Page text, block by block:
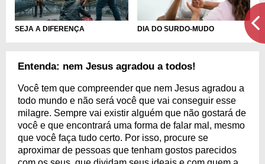
SEJA A DIFERENÇA DIA DO SURDO-MUDO
Entenda: nem Jesus agradou a todos!
Você tem que compreender que nem Jesus agradou a
todo mundo e não será você que vai conseguir esse
milagre. Sempre vai existir alguém que não gostará de
você e que encontrará uma forma de falar mal, mesmo
que você faça tudo certo. Por isso, procure se
aproximar de pessoas que tenham gostos parecidos